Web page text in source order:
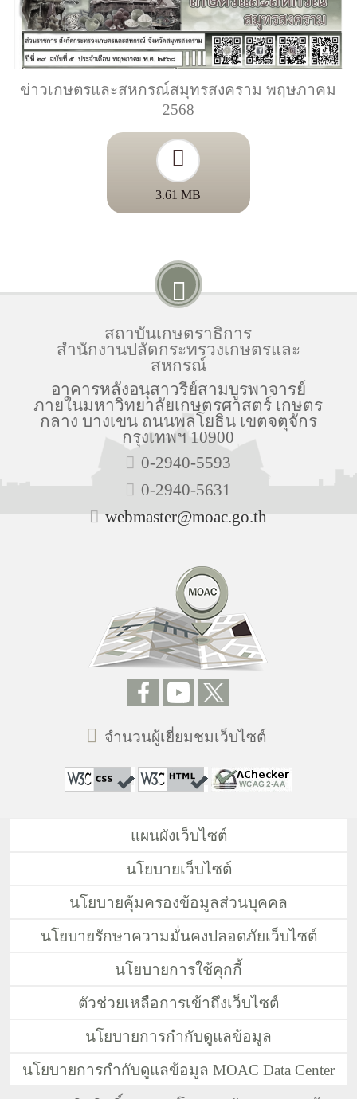
ข่าวเกษตรและสหกรณ์สมุทรสงคราม พฤษภาคม
2568
3.61 MB
สถาบันเกษตราธิการ
สำนักงานปลัดกระทรวงเกษตรและ
สหกรณ์
อาคารหลังอนุสาวรีย์สามบูรพาจารย์
ภายในมหาวิทยาลัยเกษตรศาสตร์ เกษตร
กลาง บางเขน ถนนพลโยธิน เขตจตุจักร
กรุงเทพฯ 10900
0-2940-5593
0-2940-5631
webmaster@moac.go.th
จำนวนผู้เยี่ยมชมเว็บไซต์
แผนผังเว็บไซต์
นโยบายเว็บไซต์
นโยบายคุ้มครองข้อมูลส่วนบุคคล
นโยบายรักษาความมั่นคงปลอดภัยเว็บไซต์
นโยบายการใช้คุกกี้
ตัวช่วยเหลือการเข้าถึงเว็บไซต์
นโยบายการกำกับดูแลข้อมูล
นโยบายการกำกับดูแลข้อมูล MOAC Data Center